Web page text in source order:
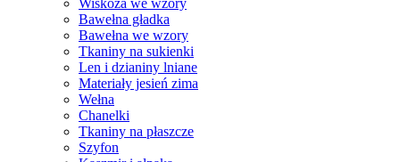
Wiskoza we wzory
Bawełna gładka
Bawełna we wzory
Tkaniny na sukienki
Len i dzianiny lniane
Materiały jesień zima
Wełna
Chanelki
Tkaniny na płaszcze
Szyfon